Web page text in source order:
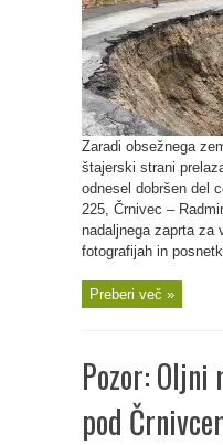
Zaradi obsežnega
štajerski strani
odnesel dobršen del
225, Črnivec –
nadaljnega zaprta za
fotografijah in
Preberi več »
Pozor: Oljni
pod